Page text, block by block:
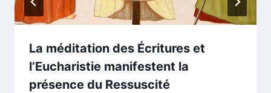
La méditation des Écritures et
l’Eucharistie manifestent la
présence du Ressuscité